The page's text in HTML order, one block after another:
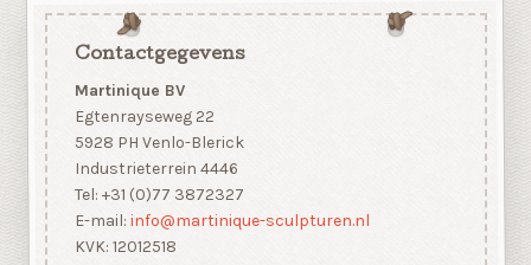
Contactgegevens
Martinique BV
Egtenrayseweg 22
5928 PH Venlo-Blerick
Industrieterrein 4446
Tel: +31 (0)77 3872327
E-mail: info@martinique-sculpturen.nl
KVK: 12012518